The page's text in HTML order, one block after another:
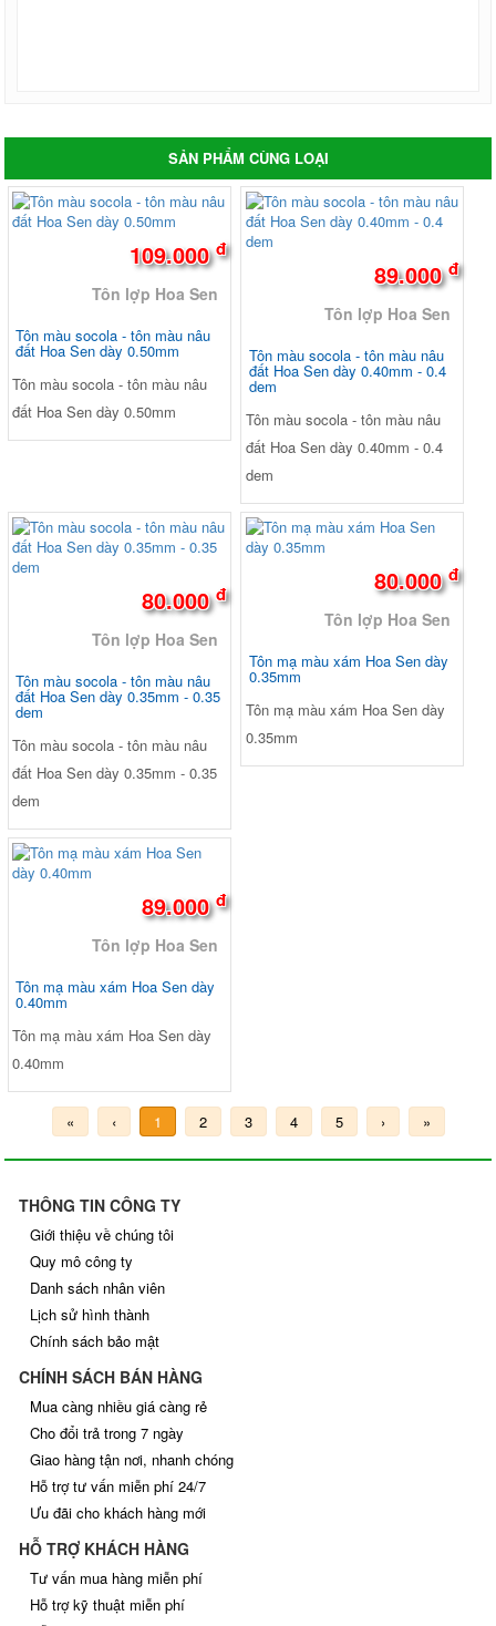
SẢN PHẨM CÙNG LOẠI
109.000đ
Tôn lợp Hoa Sen
Tôn màu socola - tôn màu nâu
đất Hoa Sen dày 0.50mm
Tôn màu socola - tôn màu nâu
đất Hoa Sen dày 0.50mm
89.000đ
Tôn lợp Hoa Sen
Tôn màu socola - tôn màu nâu
đất Hoa Sen dày 0.40mm - 0.4
dem
Tôn màu socola - tôn màu nâu
đất Hoa Sen dày 0.40mm - 0.4
dem
80.000đ
Tôn lợp Hoa Sen
Tôn màu socola - tôn màu nâu
đất Hoa Sen dày 0.35mm - 0.35
dem
Tôn màu socola - tôn màu nâu
đất Hoa Sen dày 0.35mm - 0.35
dem
80.000đ
Tôn lợp Hoa Sen
Tôn mạ màu xám Hoa Sen dày
0.35mm
Tôn mạ màu xám Hoa Sen dày
0.35mm
89.000đ
Tôn lợp Hoa Sen
Tôn mạ màu xám Hoa Sen dày
0.40mm
Tôn mạ màu xám Hoa Sen dày
0.40mm
« ‹ 1 2 3 4 5 › »
THÔNG TIN CÔNG TY
Giới thiệu về chúng tôi
Quy mô công ty
Danh sách nhân viên
Lịch sử hình thành
Chính sách bảo mật
CHÍNH SÁCH BÁN HÀNG
Mua càng nhiều giá càng rẻ
Cho đổi trả trong 7 ngày
Giao hàng tận nơi, nhanh chóng
Hỗ trợ tư vấn miễn phí 24/7
Ưu đãi cho khách hàng mới
HỖ TRỢ KHÁCH HÀNG
Tư vấn mua hàng miễn phí
Hỗ trợ kỹ thuật miễn phí